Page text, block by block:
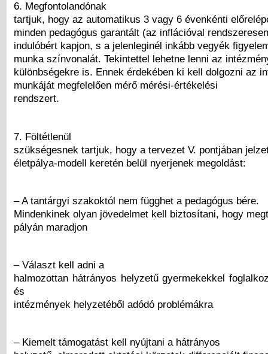
6. Megfontolandónak
tartjuk, hogy az automatikus 3 vagy 6 évenkénti
minden pedagógus garantált (az inflációval
indulóbért kapjon, s a jelenleginél inkább vegyék
munka színvonalát. Tekintettel lehetne lenni az
különbségekre is. Ennek érdekében ki kell dolgozni az
munkáját megfelelően mérő mérési-értékelési
rendszert.
7. Föltétlenül
szükségesnek tartjuk, hogy a tervezet V. pontjában
életpálya-modell keretén belül nyerjenek megoldást:
– A tantárgyi szakoktól nem függhet a pedagógus bére.
Mindenkinek olyan jövedelmet kell biztosítani, hogy
pályán maradjon
– Választ kell adni a
halmozottan hátrányos helyzetű gyermekekkel
és
intézmények helyzetéből adódó problémákra
– Kiemelt támogatást kell nyújtani a hátrányos